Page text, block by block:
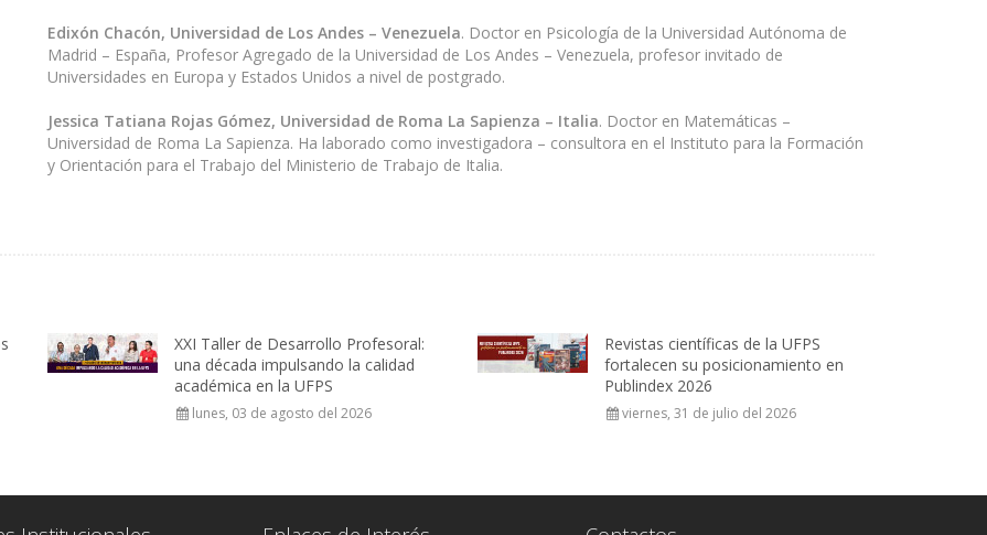
Edixón Chacón, Universidad de Los Andes – Venezuela. Doctor en Psicología de la Universidad Autónoma de
Madrid – España, Profesor Agregado de la Universidad de Los Andes – Venezuela, profesor invitado de
Universidades en Europa y Estados Unidos a nivel de postgrado.
Jessica Tatiana Rojas Gómez, Universidad de Roma La Sapienza – Italia. Doctor en Matemáticas –
Universidad de Roma La Sapienza. Ha laborado como investigadora – consultora en el Instituto para la Formación
y Orientación para el Trabajo del Ministerio de Trabajo de Italia.
XXI Taller de Desarrollo Profesoral:
una década impulsando la calidad
académica en la UFPS
lunes, 03 de agosto del 2026
Revistas científicas de la UFPS
fortalecen su posicionamiento en
Publindex 2026
viernes, 31 de julio del 2026